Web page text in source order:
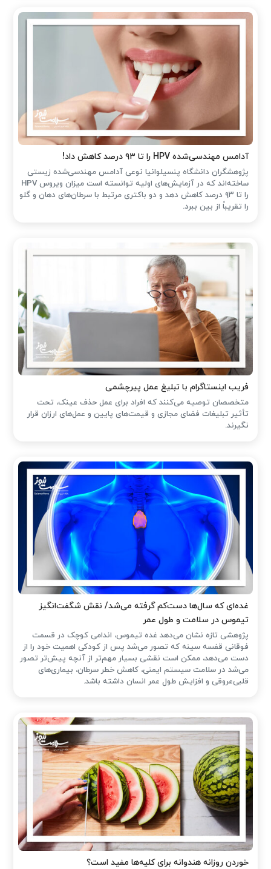
آدامس مهندسی‌شده‌ HPV را تا ۹۳ درصد کاهش داد!
پژوهشگران دانشگاه پنسیلوانیا نوعی آدامس مهندسی‌شده زیستی
ساخته‌اند که در آزمایش‌های اولیه توانسته است میزان ویروس HPV
را تا ۹۳ درصد کاهش دهد و دو باکتری مرتبط با سرطان‌های دهان و گلو
را تقریباً از بین ببرد.
فریب اینستاگرام با تبلیغ عمل پیرچشمی
متخصصان توصیه می‌کنند که افراد برای عمل حذف عینک، تحت
تأثیر تبلیغات فضای مجازی و قیمت‌های پایین و عمل‌های ارزان قرار
نگیرند.
غده‌ای که سال‌ها دست‌کم گرفته می‌شد/ نقش شگفت‌انگیز
تیموس در سلامت و طول عمر
پژوهشی تازه نشان می‌دهد غده تیموس، اندامی کوچک در قسمت
فوقانی قفسه سینه که تصور می‌شد پس از کودکی اهمیت خود را از
دست می‌دهد، ممکن است نقشی بسیار مهم‌تر از آنچه پیش‌تر تصور
می‌شد در سلامت سیستم ایمنی، کاهش خطر سرطان، بیماری‌های
قلبی‌عروقی و افزایش طول عمر انسان داشته باشد.
خوردن روزانه هندوانه برای کلیه‌ها مفید است؟